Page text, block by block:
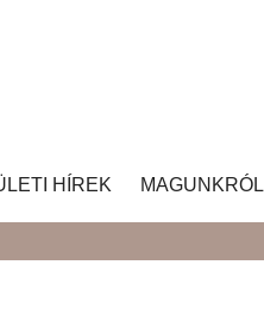
HÍREK MAGUNKRÓL